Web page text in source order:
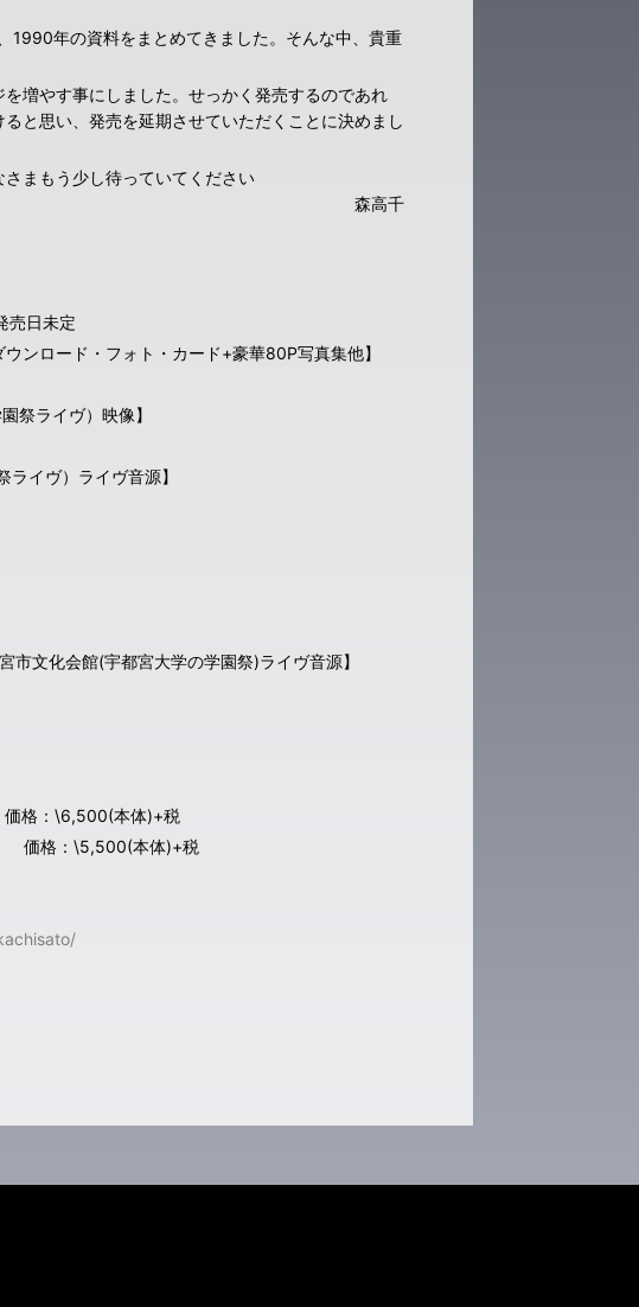
1990年の資料をまとめてきました。そんな中、貴重
増やす事にしました。せっかく発売するのであれ
と思い、発売を延期させていただくことに決めまし
まもう少し待っていてください
高千
売日未定
ロード・フォト・カード+豪華80P写真集他】
祭ライヴ）映像】
イヴ）ライヴ音源】
文化会館(宇都宮大学の学園祭)ライヴ音源】
格：\6,500(本体)+税
格：\5,500(本体)+税